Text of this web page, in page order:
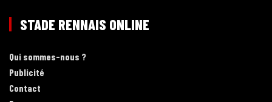
STADE RENNAIS ONLINE
Qui sommes-nous ?
Publicité
Contact